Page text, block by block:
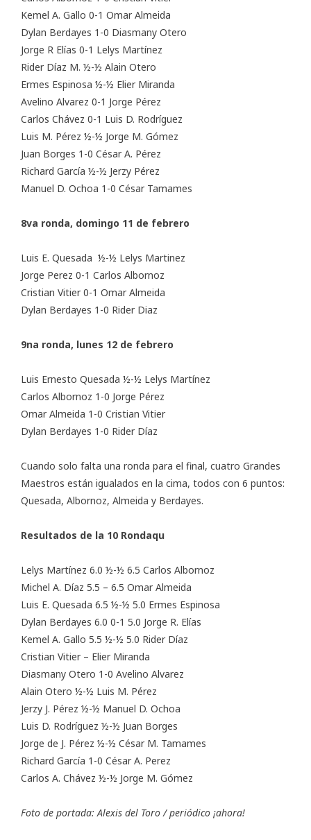
Kemel A. Gallo 0-1 Omar Almeida
Dylan Berdayes 1-0 Diasmany Otero
Jorge R Elías 0-1 Lelys Martínez
Rider Díaz M. ½-½ Alain Otero
Ermes Espinosa ½-½ Elier Miranda
Avelino Alvarez 0-1 Jorge Pérez
Carlos Chávez 0-1 Luis D. Rodríguez
Luis M. Pérez ½-½ Jorge M. Gómez
Juan Borges 1-0 César A. Pérez
Richard García ½-½ Jerzy Pérez
Manuel D. Ochoa 1-0 César Tamames
8va ronda, domingo 11 de febrero
Luis E. Quesada ½-½ Lelys Martinez
Jorge Perez 0-1 Carlos Albornoz
Cristian Vitier 0-1 Omar Almeida
Dylan Berdayes 1-0 Rider Diaz
9na ronda, lunes 12 de febrero
Luis Ernesto Quesada ½-½ Lelys Martínez
Carlos Albornoz 1-0 Jorge Pérez
Omar Almeida 1-0 Cristian Vitier
Dylan Berdayes 1-0 Rider Díaz
Cuando solo falta una ronda para el final, cuatro Grandes
Maestros están igualados en la cima, todos con 6 puntos:
Quesada, Albornoz, Almeida y Berdayes.
Resultados de la 10 Rondaqu
Lelys Martínez 6.0 ½-½ 6.5 Carlos Albornoz
Michel A. Díaz 5.5 – 6.5 Omar Almeida
Luis E. Quesada 6.5 ½-½ 5.0 Ermes Espinosa
Dylan Berdayes 6.0 0-1 5.0 Jorge R. Elías
Kemel A. Gallo 5.5 ½-½ 5.0 Rider Díaz
Cristian Vitier – Elier Miranda
Diasmany Otero 1-0 Avelino Alvarez
Alain Otero ½-½ Luis M. Pérez
Jerzy J. Pérez ½-½ Manuel D. Ochoa
Luis D. Rodríguez ½-½ Juan Borges
Jorge de J. Pérez ½-½ César M. Tamames
Richard García 1-0 César A. Perez
Carlos A. Chávez ½-½ Jorge M. Gómez
Foto de portada: Alexis del Toro / periódico ¡ahora!